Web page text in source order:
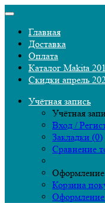
Главная
Доставка
Оплата
Каталог Makita
Скидки апрель
Учётная запись
Учётная
Вход /
Закладки (0)
Сравнение
Оформление
Корзина
Оформление